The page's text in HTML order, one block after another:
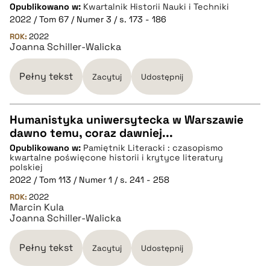
pobierz cytat
BIBTEX
pobierz cytat
Opublikowano w: Kwartalnik Historii Nauki i Techniki
2022 / Tom 67 / Numer 3 / s. 173 - 186
ROK: 2022
Joanna Schiller-Walicka
Pełny tekst Zacytuj Udostępnij
CZYSTY TEKST
pobierz cytat
BIBTEX
pobierz cytat
Humanistyka uniwersytecka w Warszawie
dawno temu, coraz dawniej...
Opublikowano w: Pamiętnik Literacki : czasopismo
kwartalne poświęcone historii i krytyce literatury
polskiej
2022 / Tom 113 / Numer 1 / s. 241 - 258
ROK: 2022
Marcin Kula
Joanna Schiller-Walicka
Pełny tekst Zacytuj Udostępnij